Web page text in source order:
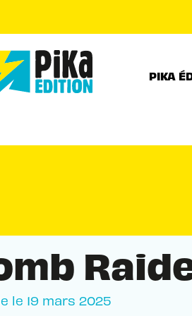
PIKA
le 19 mars 2025